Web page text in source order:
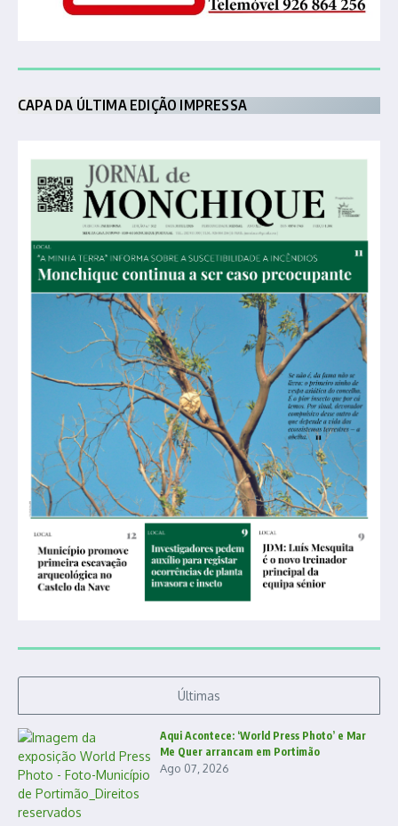
CAPA DA ÚLTIMA EDIÇÃO IMPRESSA
Últimas
Aqui Acontece: ‘World Press Photo’ e Mar
Me Quer arrancam em Portimão
Ago 07, 2026